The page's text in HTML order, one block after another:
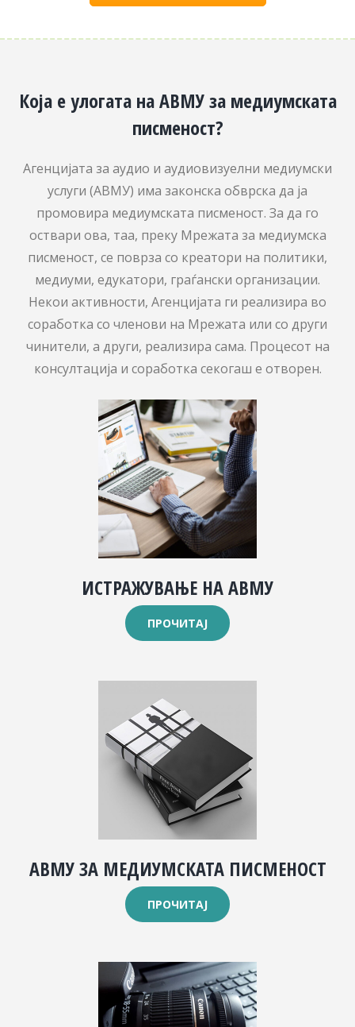
Која е улогата на АВМУ за медиумската
писменост?
Агенцијата за аудио и аудиовизуелни медиумски
услуги (АВМУ) има законска обврска да ја
промовира медиумската писменост. За да го
оствари ова, таа, преку Мрежата за медиумска
писменост, се поврза со креатори на политики,
медиуми, едукатори, граѓански организации.
Некои активности, Агенцијата ги реализира во
соработка со членови на Мрежата или со други
чинители, а други, реализира сама. Процесот на
консултација и соработка секогаш е отворен.
ИСТРАЖУВАЊЕ НА АВМУ
ПРОЧИТАЈ
АВМУ ЗА МЕДИУМСКАТА ПИСМЕНОСТ
ПРОЧИТАЈ